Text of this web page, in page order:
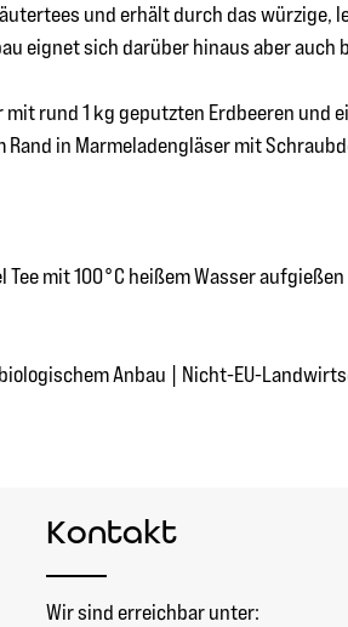
und erhält durch das
eignet sich darüber hinaus aber
rund 1 kg geputzten Erdbeeren
in Marmeladengläser mit
mit 100°C heißem Wasser
Anbau | Nicht-EU-
Kontakt
Wir sind erreichbar unter: